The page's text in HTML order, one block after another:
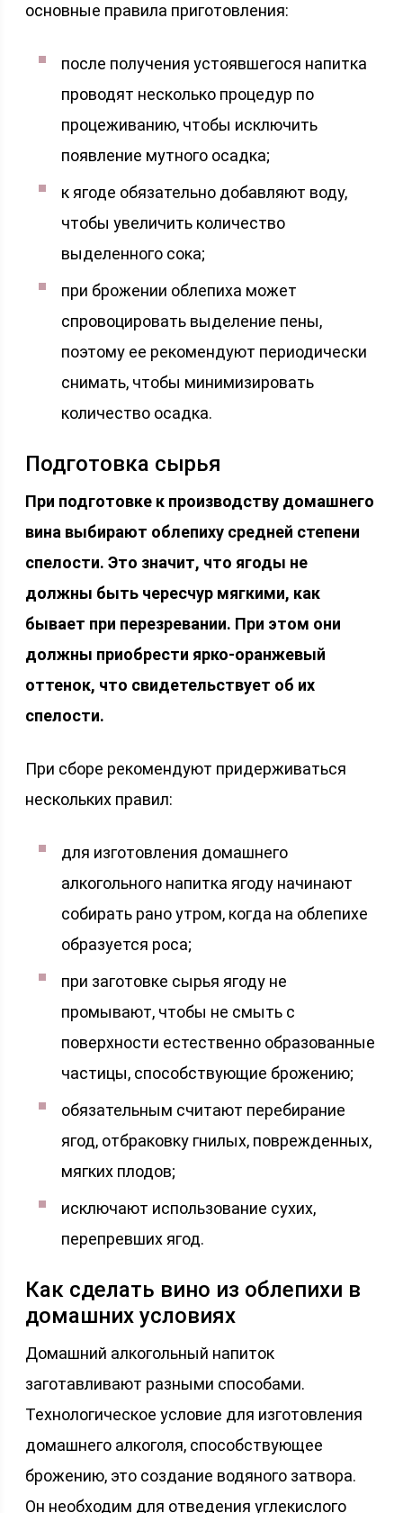
основные правила приготовления:
после получения устоявшегося напитка
проводят несколько процедур по
процеживанию, чтобы исключить
появление мутного осадка;
к ягоде обязательно добавляют воду,
чтобы увеличить количество
выделенного сока;
при брожении облепиха может
спровоцировать выделение пены,
поэтому ее рекомендуют периодически
снимать, чтобы минимизировать
количество осадка.
Подготовка сырья
При подготовке к производству домашнего
вина выбирают облепиху средней степени
спелости. Это значит, что ягоды не
должны быть чересчур мягкими, как
бывает при перезревании. При этом они
должны приобрести ярко-оранжевый
оттенок, что свидетельствует об их
спелости.
При сборе рекомендуют придерживаться
нескольких правил:
для изготовления домашнего
алкогольного напитка ягоду начинают
собирать рано утром, когда на облепихе
образуется роса;
при заготовке сырья ягоду не
промывают, чтобы не смыть с
поверхности естественно образованные
частицы, способствующие брожению;
обязательным считают перебирание
ягод, отбраковку гнилых, поврежденных,
мягких плодов;
исключают использование сухих,
перепревших ягод.
Как сделать вино из облепихи в
домашних условиях
Домашний алкогольный напиток
заготавливают разными способами.
Технологическое условие для изготовления
домашнего алкоголя, способствующее
брожению, это создание водяного затвора.
Он необходим для отведения углекислого